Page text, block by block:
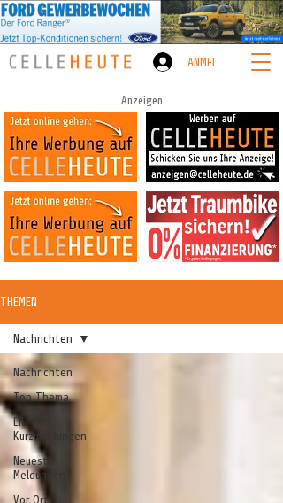
ANMELDEN
Anzeigen
THEMEN
Nachrichten
Top Thema
Eil- und
Kurzmeldungen
Neueste
Meldungen
Vor Ort
Nachrichten